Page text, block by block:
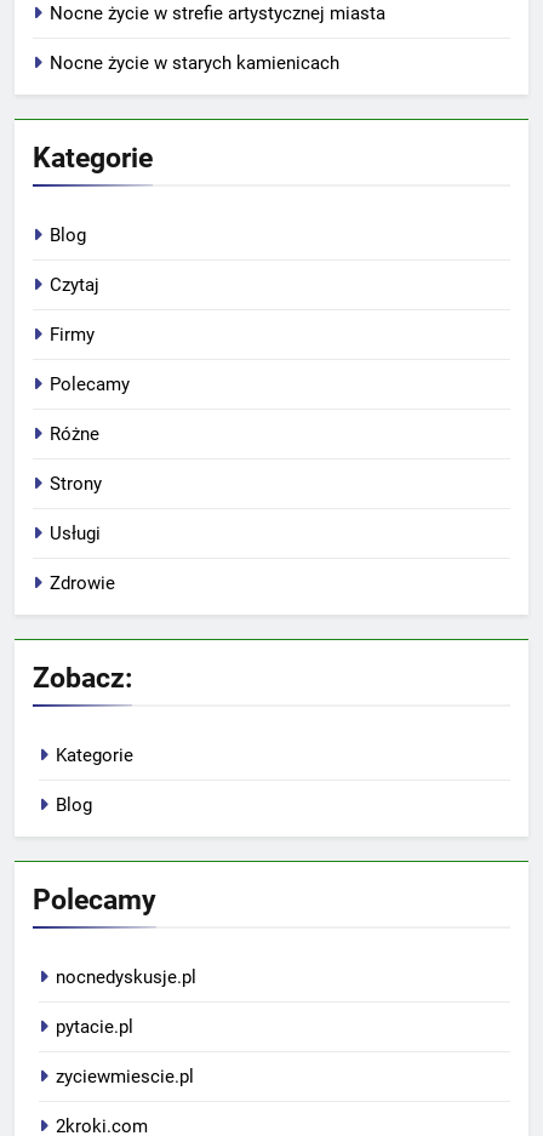
Nocne życie w strefie artystycznej miasta
Nocne życie w starych kamienicach
Kategorie
Blog
Czytaj
Firmy
Polecamy
Różne
Strony
Usługi
Zdrowie
Zobacz:
Kategorie
Blog
Polecamy
nocnedyskusje.pl
pytacie.pl
zyciewmiescie.pl
2kroki.com